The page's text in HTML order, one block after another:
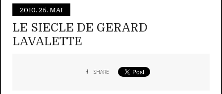
2010. 25. MAI
LE SIECLE DE GERARD
LAVALETTE
SHARE